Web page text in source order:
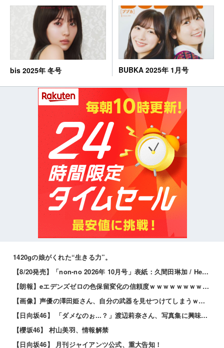
bis 2025年 冬号 BUBKA 2025年 1月号
1420gの娘がくれた“生きる力”。
【8/20発売】「non-no 2026年 10月号」表紙：久間田琳加 / Hearts2Hearts
【朗報】eエデンズゼロの色保留変化の信頼度ｗｗｗｗｗｗｗｗｗｗ
【画像】声優の澤田姫さん、自分の武器を見せつけてしまうｗｗｗｗ
【日向坂46】 「ダメなのぉ...？」渡辺莉奈さん、写真集に興味津々
【櫻坂46】 村山美羽、情報解禁
【日向坂46】 月刊ジャイアンツ公式、重大告知！